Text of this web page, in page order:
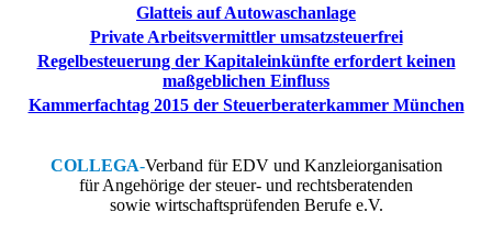
Glatteis auf Autowaschanlage
Private Arbeitsvermittler umsatzsteuerfrei
Regelbesteuerung der Kapitaleinkünfte erfordert keinen
maßgeblichen Einfluss
Kammerfachtag 2015 der Steuerberaterkammer München
COLLEGA-Verband für EDV und Kanzleiorganisation
für Angehörige der steuer- und rechtsberatenden
sowie wirtschaftsprüfenden Berufe e.V.